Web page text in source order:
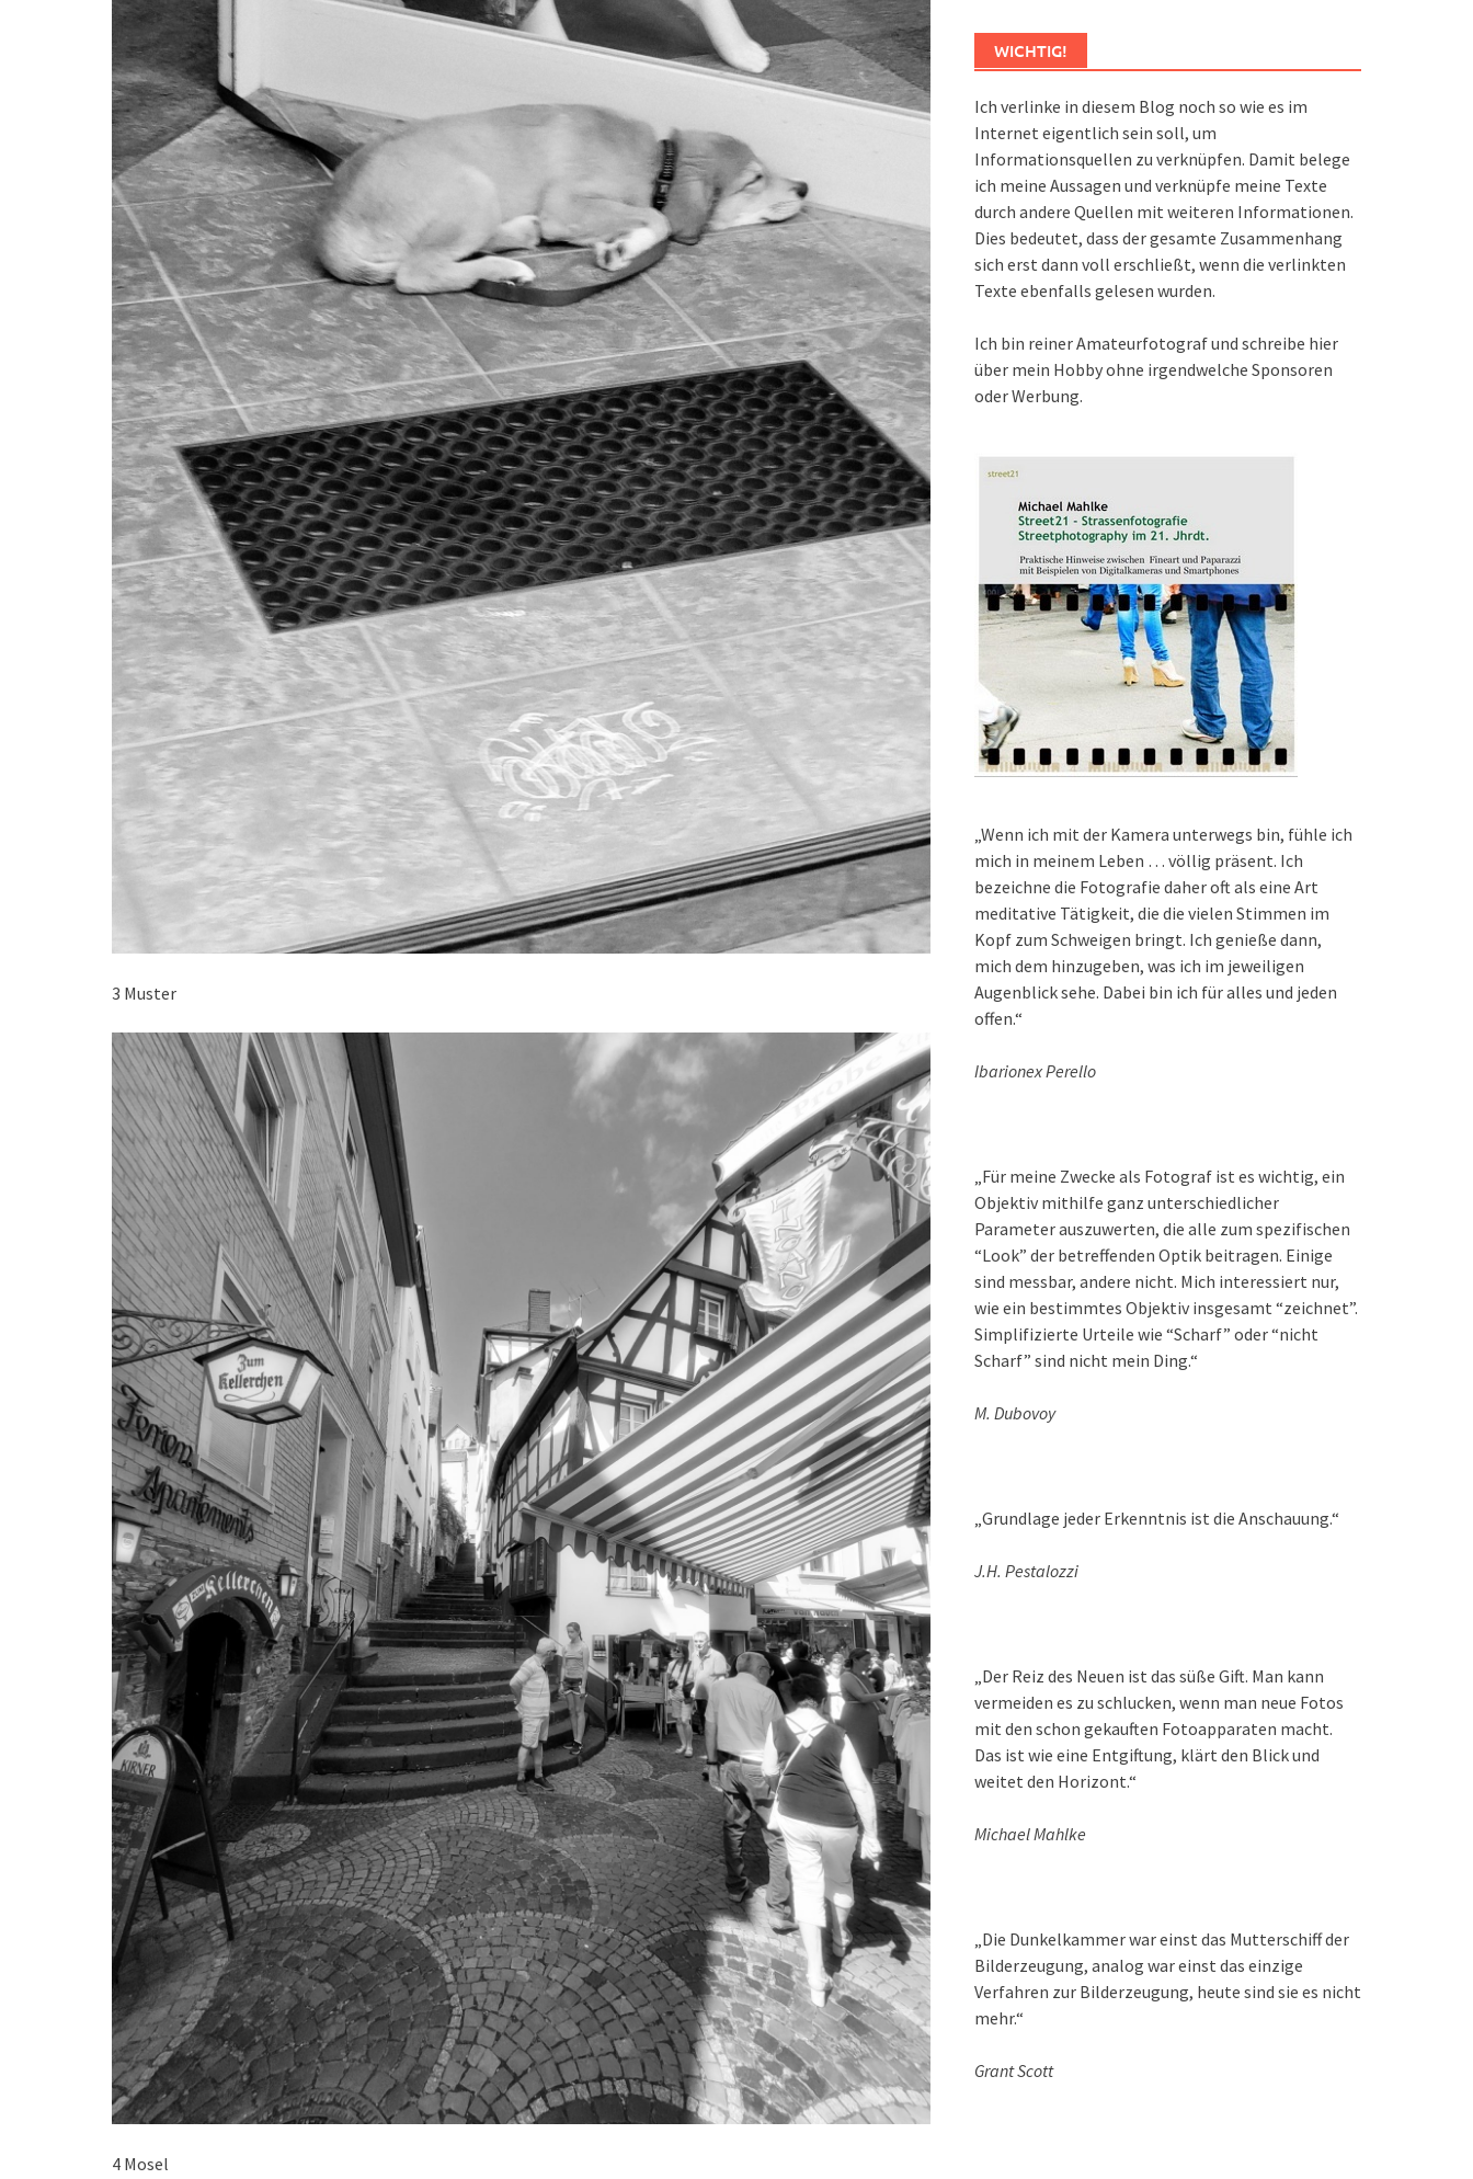
3 Muster
4 Mosel
WICHTIG!
Ich verlinke in diesem Blog noch so wie es im
Internet eigentlich sein soll, um
Informationsquellen zu verknüpfen. Damit belege
ich meine Aussagen und verknüpfe meine Texte
durch andere Quellen mit weiteren Informationen.
Dies bedeutet, dass der gesamte Zusammenhang
sich erst dann voll erschließt, wenn die verlinkten
Texte ebenfalls gelesen wurden.
Ich bin reiner Amateurfotograf und schreibe hier
über mein Hobby ohne irgendwelche Sponsoren
oder Werbung.
„Wenn ich mit der Kamera unterwegs bin, fühle ich
mich in meinem Leben … völlig präsent. Ich
bezeichne die Fotografie daher oft als eine Art
meditative Tätigkeit, die die vielen Stimmen im
Kopf zum Schweigen bringt. Ich genieße dann,
mich dem hinzugeben, was ich im jeweiligen
Augenblick sehe. Dabei bin ich für alles und jeden
offen.“
Ibarionex Perello
„Für meine Zwecke als Fotograf ist es wichtig, ein
Objektiv mithilfe ganz unterschiedlicher
Parameter auszuwerten, die alle zum spezifischen
“Look” der betreffenden Optik beitragen. Einige
sind messbar, andere nicht. Mich interessiert nur,
wie ein bestimmtes Objektiv insgesamt “zeichnet”.
Simplifizierte Urteile wie “Scharf” oder “nicht
Scharf” sind nicht mein Ding.“
M. Dubovoy
„Grundlage jeder Erkenntnis ist die Anschauung.“
J.H. Pestalozzi
„Der Reiz des Neuen ist das süße Gift. Man kann
vermeiden es zu schlucken, wenn man neue Fotos
mit den schon gekauften Fotoapparaten macht.
Das ist wie eine Entgiftung, klärt den Blick und
weitet den Horizont.“
Michael Mahlke
„Die Dunkelkammer war einst das Mutterschiff der
Bilderzeugung, analog war einst das einzige
Verfahren zur Bilderzeugung, heute sind sie es nicht
mehr.“
Grant Scott